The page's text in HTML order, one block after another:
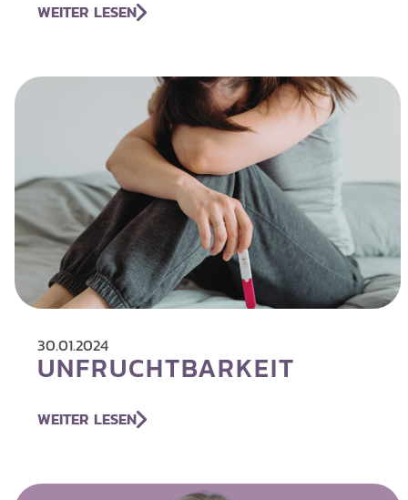
WEITER LESEN
30.01.2024
UNFRUCHTBARKEIT
WEITER LESEN